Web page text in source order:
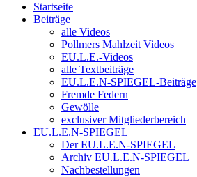
Startseite
Beiträge
alle Videos
Pollmers Mahlzeit Videos
EU.L.E.-Videos
alle Textbeiträge
EU.L.E.N-SPIEGEL-Beiträge
Fremde Federn
Gewölle
exclusiver Mitgliederbereich
EU.L.E.N-SPIEGEL
Der EU.L.E.N-SPIEGEL
Archiv EU.L.E.N-SPIEGEL
Nachbestellungen